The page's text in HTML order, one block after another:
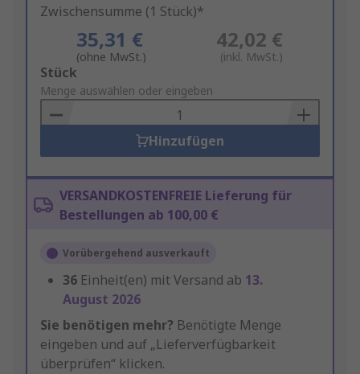
Zwischensumme (1 Stück)*
35,31 €
(ohne MwSt.)
42,02 €
(inkl. MwSt.)
Add
to
Basket
Stück
Menge auswählen oder eingeben
Hinzufügen
VERSANDKOSTENFREIE Lieferung für
Bestellungen ab 100,00 €
Vorübergehend ausverkauft
36 Einheit(en) mit Versand ab 13.
August 2026
Sie benötigen mehr? Benötigte Menge
eingeben und auf „Lieferverfügbarkeit
überprüfen“ klicken.